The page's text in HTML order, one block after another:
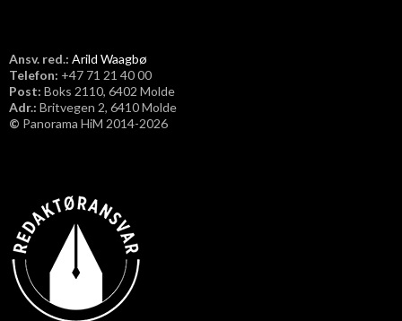
Ansv. red.: Arild Waagbø
Telefon: ​+47 71 21 40 00
Post: Boks 2110, 6402 Molde
Adr.: Britvegen 2, 6410 Molde
© Panorama HiM 2014-2026